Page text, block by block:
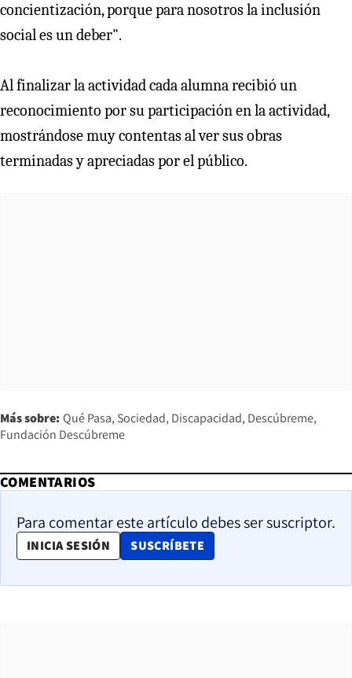
concientización, porque para nosotros la inclusión
social es un deber".
Al finalizar la actividad cada alumna recibió un
reconocimiento por su participación en la actividad,
mostrándose muy contentas al ver sus obras
terminadas y apreciadas por el público.
Más sobre: Qué Pasa Sociedad Discapacidad Descúbreme
Fundación Descúbreme
COMENTARIOS
Para comentar este artículo debes ser suscriptor.
INICIA SESIÓN SUSCRÍBETE
OPENS IN NEW WINDOW